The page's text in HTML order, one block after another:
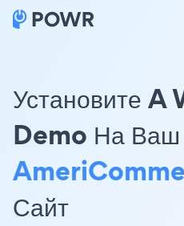
Установите
Demo На Ваш
Сайт